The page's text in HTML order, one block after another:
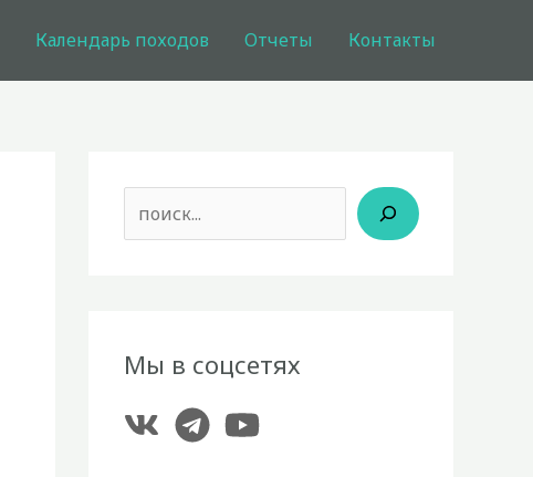
Календарь походов Отчеты Контакты
Мы в соцсетях